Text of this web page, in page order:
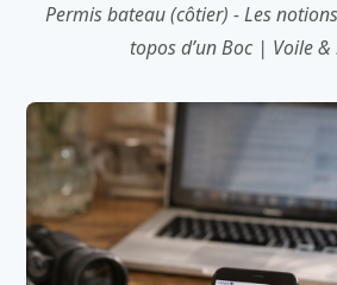
Permis bateau (côtier) - Les
topos d’un Boc | Voile